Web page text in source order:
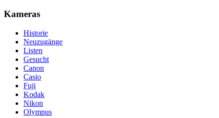
Kameras
Historie
Neuzugänge
Listen
Gesucht
Canon
Casio
Fuji
Kodak
Nikon
Olympus